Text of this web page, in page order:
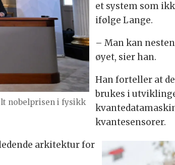
nobelprisen i fysikk
et system som
ifølge Lange.
– Man kan
øyet, sier han.
Han forteller at
brukes i
kvantesensorer.
arkitektur for